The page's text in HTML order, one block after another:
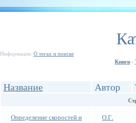
Информация: О тегах и поиске
Книги -
Название Автор
Определение скоростей и
О.Г.